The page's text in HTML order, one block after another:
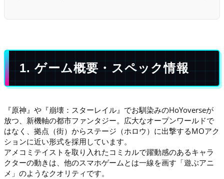
1. ゲーム概要・スペック情報
『原神』や『崩壊：スターレイル』でお馴染みのHoYoverseが
放つ、新機軸の都市ファンタジー。広大なオープンワールドで
はなく、拠点（街）からステージ（ホロウ）に出撃するMOアク
ションに近い形式を採用しています。
アメコミテイストを取り入れたコミカルで躍動感のあるキャラ
クターの動きは、他のスマホゲームとは一線を画す「遊ぶアニ
メ」のようなクオリティです。